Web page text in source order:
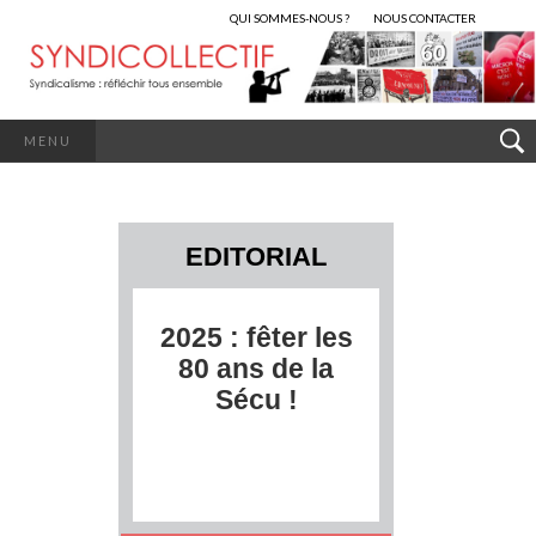
QUI SOMMES-NOUS ? NOUS CONTACTER
MENU
EDITORIAL
2025 : fêter les
80 ans de la
Sécu !